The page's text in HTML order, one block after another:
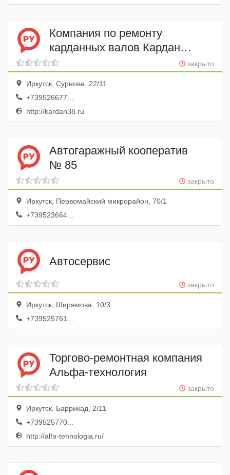
Компания по ремонту
карданных валов Кардан
Сервис
закрыто
Иркутск, Сурнова, 22/11
+739526677...
http://kardan38.ru
Автогаражный кооператив
№ 85
закрыто
Иркутск, Первомайский микрорайон, 70/1
+739523664...
Автосервис
закрыто
Иркутск, Ширямова, 10/3
+739525761...
Торгово-ремонтная компания
Альфа-технология
закрыто
Иркутск, Баррикад, 2/11
+739525770...
http://alfa-tehnologia.ru/